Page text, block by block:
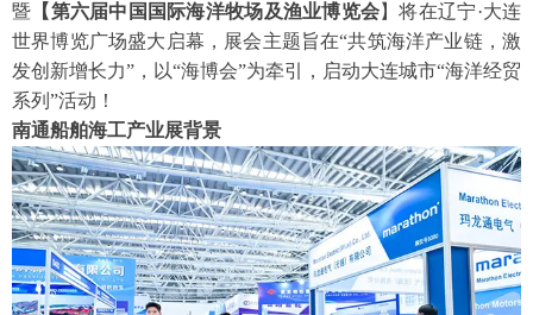
暨 【第六届中国国际海洋牧场及渔业博览会】将在辽宁·大连
世界博览广场盛大启幕，展会主题旨在“共筑海洋产业链，激
发创新增长力”，以“海博会”为牵引，启动大连城市“海洋经贸
系列”活动！
南通船舶海工产业展背景